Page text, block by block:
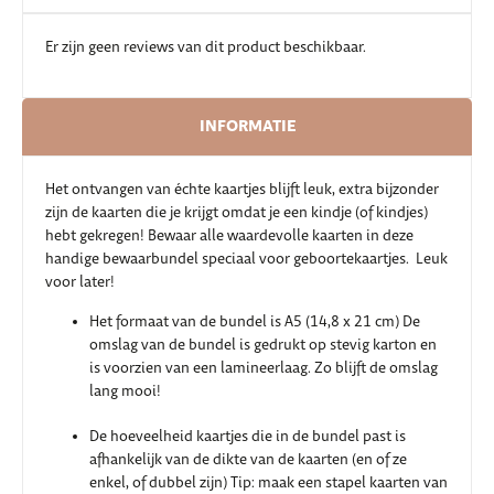
INFORMATIE
Het ontvangen van échte kaartjes blijft leuk, extra bijzonder
zijn de kaarten die je krijgt omdat je een kindje (of kindjes)
hebt gekregen! Bewaar alle waardevolle kaarten in deze
handige bewaarbundel speciaal voor geboortekaartjes. Leuk
voor later!
Het formaat van de bundel is A5 (14,8 x 21 cm) De
omslag van de bundel is gedrukt op stevig karton en
is voorzien van een lamineerlaag. Zo blijft de omslag
lang mooi!
De hoeveelheid kaartjes die in de bundel past is
afhankelijk van de dikte van de kaarten (en of ze
enkel, of dubbel zijn) Tip: maak een stapel kaarten van
Er zijn geen reviews van dit product beschikbaar.